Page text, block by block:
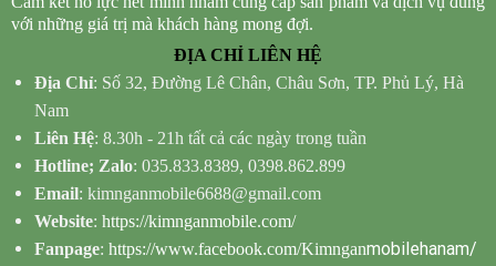
với những giá trị mà khách hàng mong đợi.
ĐỊA CHỈ LIÊN HỆ
Địa Chỉ: Số 32, Đường Lê Chân, Châu Sơn, TP. Phủ Lý, Hà
Nam
Liên Hệ: 8.30h - 21h tất cả các ngày trong tuần
Hotline; Zalo: 035.833.8389, 0398.862.899
Email: kimnganmobile6688@gmail.com
Website: https://kimnganmobile.com/
Fanpage: https://www.facebook.com/Kimnganmobilehanam/